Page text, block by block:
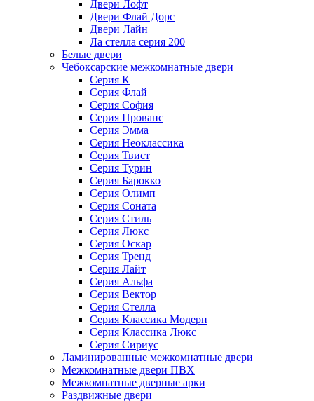
Двери Лофт
Двери Флай Дорс
Двери Лайн
Ла стелла серия 200
Белые двери
Чебоксарские межкомнатные двери
Серия К
Серия Флай
Серия София
Серия Прованс
Серия Эмма
Серия Неоклассика
Серия Твист
Серия Турин
Серия Барокко
Серия Олимп
Серия Соната
Серия Стиль
Серия Люкс
Серия Оскар
Серия Тренд
Серия Лайт
Серия Альфа
Серия Вектор
Серия Стелла
Серия Классика Модерн
Серия Классика Люкс
Серия Сириус
Ламинированные межкомнатные двери
Межкомнатные двери ПВХ
Межкомнатные дверные арки
Раздвижные двери